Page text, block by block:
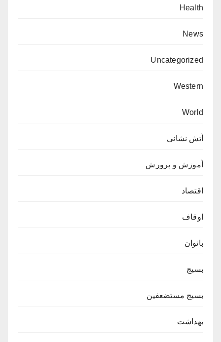
Health
News
Uncategorized
Western
World
آتش نشانی
آموزش و پرورش
اقتصاد
اوقاف
بانوان
بسیج
بسیج مستضعفین
بهداشت